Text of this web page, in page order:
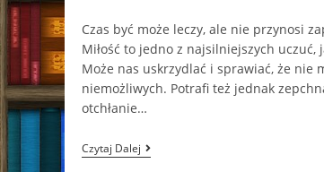
Czas być może leczy, ale nie przynosi
Miłość to jedno z najsilniejszych uczuć,
Może nas uskrzydlać i sprawiać, że nie
niemożliwych. Potrafi też jednak
otchłanie…
Czytaj DalejSłodka
Zemsta